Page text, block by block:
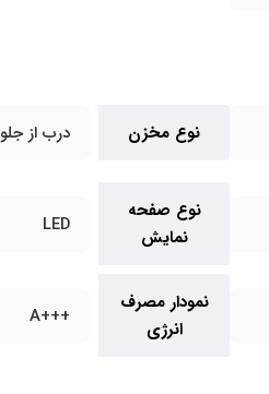
نوع مخزن درب از جلو
نوع صفحه
نمایش
LED
نمودار مصرف
انرژی
+++A